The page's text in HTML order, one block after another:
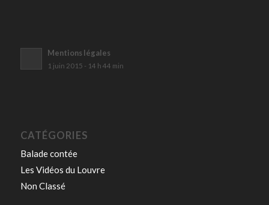
Mentions légales
1 juin 2015 - 14 h 44 min
CATÉGORIES
Balade contée
Les Vidéos du Louvre
Non Classé